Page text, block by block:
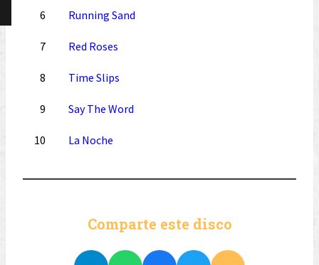
6 Running Sand
7 Red Roses
8 Time Slips
9 Say The Word
10 La Noche
Comparte este disco